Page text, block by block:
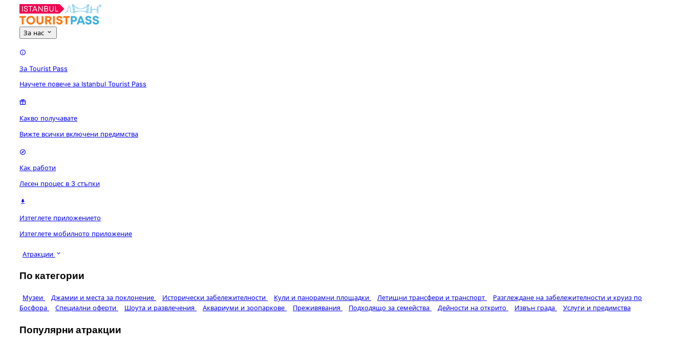
За нас
За Tourist Pass
Научете повече за Istanbul Tourist Pass
Какво получавате
Вижте всички включени предимства
Как работи
Лесен процес в 3 стъпки
Изтеглете приложението
Изтеглете мобилното приложение
Атракции
По категории
Музеи Джамии и места за поклонение Исторически забележителности Кули и панорамни площадки Летищни трансфери и транспорт
Разглеждане на забележителности и круиз по
Босфора
Специални оферти Шоута и развлечения Аквариуми и зоопаркове Преживявания Подходящо за семейства Дейности на открито Извън града Услуги и предимства
Популярни атракции